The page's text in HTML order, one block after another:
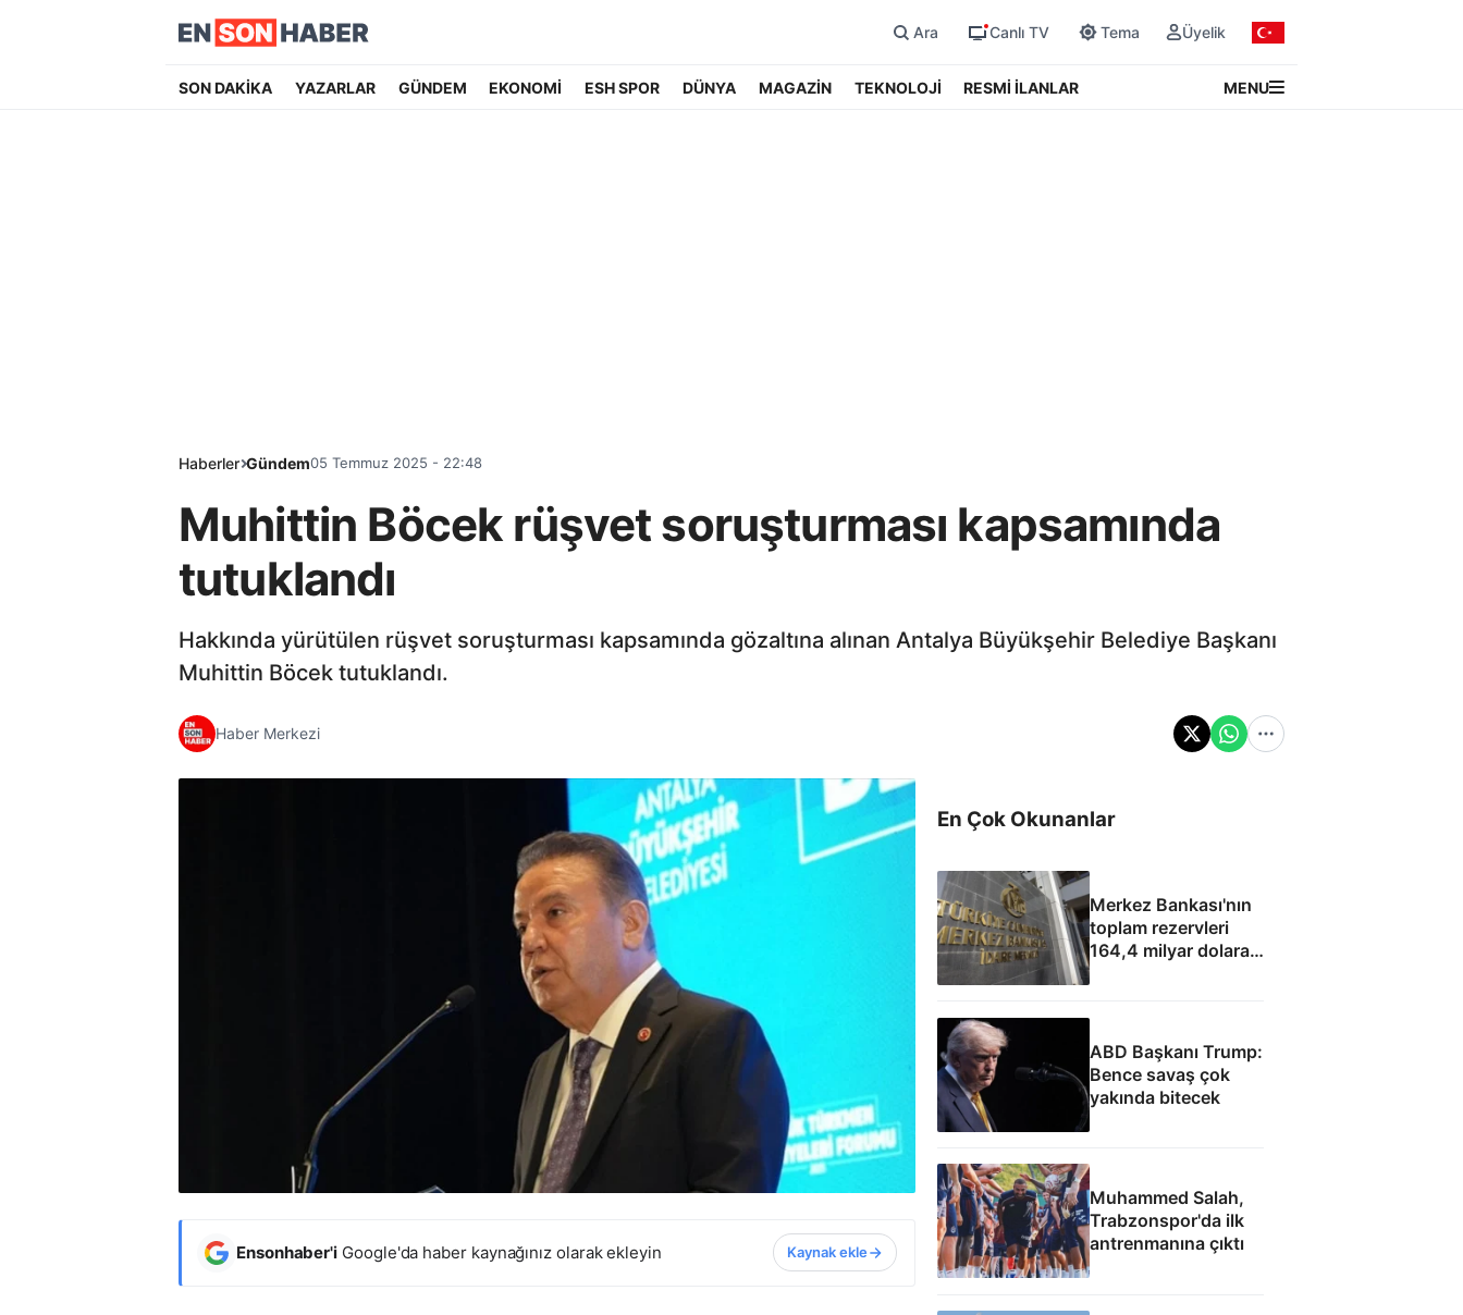
Ara Canlı TV Tema Üyelik
SON DAKİKA YAZARLAR GÜNDEM EKONOMİ ESH SPOR DÜNYA MAGAZİN TEKNOLOJİ RESMİ İLANLAR MENU
Haberler Gündem05 Temmuz 2025 - 22:48
Muhittin Böcek rüşvet soruşturması kapsamında
tutuklandı
Hakkında yürütülen rüşvet soruşturması kapsamında gözaltına alınan Antalya Büyükşehir Belediye Başkanı
Muhittin Böcek tutuklandı.
Haber Merkezi
Ensonhaber'i Google'da haber kaynağınız olarak ekleyin Kaynak ekle
En Çok Okunanlar
Merkez Bankası'nın
toplam rezervleri
164,4 milyar dolara
yükseldi
ABD Başkanı Trump:
Bence savaş çok
yakında bitecek
Muhammed Salah,
Trabzonspor'da ilk
antrenmanına çıktı